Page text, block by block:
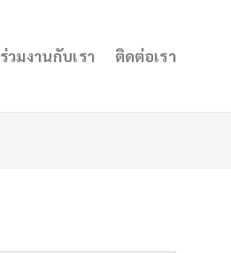
ร่วมงานกับเรา ติดต่อเรา